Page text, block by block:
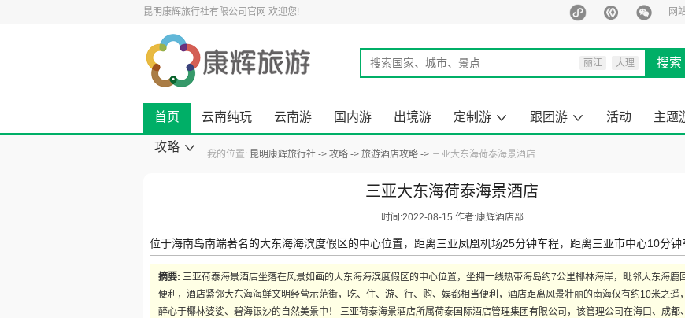
昆明康辉旅行社有限公司官网 欢迎您! 网
丽江
大理
马尔代夫
搜索
首页 云南纯玩 云南游 国内游 出境游
定制游
跟团游
活动 主题
攻略
我的位置: 昆明康辉旅行社 攻略 旅游酒店攻略 三亚大东海荷泰海景酒店
三亚大东海荷泰海景酒店
时间:2022-08-15 作者:康辉酒店部
位于海南岛南端著名的大东海海滨度假区的中心位置，距离三亚凤凰机场25分钟车程，距离三亚市中心10分钟
摘要: 三亚荷泰海景酒店坐落在风景如画的大东海海滨度假区的中心位置，坐拥一线热带海岛约7公里椰林海岸，毗邻大东海鹿
便利，酒店紧邻大东海海鲜文明经营示范街，吃、住、游、行、购、娱都相当便利，酒店距离风景壮丽的南海仅有约10米之遥
醉心于椰林婆娑、碧海银沙的自然美景中！ 三亚荷泰海景酒店所属荷泰国际酒店管理集团有限公司，该管理公司在海口、成都